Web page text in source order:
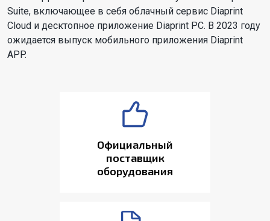
Suite, включающее в себя облачный сервис Diaprint
Cloud и десктопное приложение Diaprint PC. В 2023 году
ожидается выпуск мобильного приложения Diaprint
APP.
Официальный
поставщик
оборудования